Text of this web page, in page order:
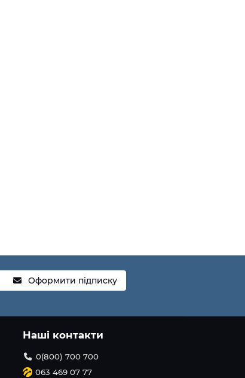
Оформити підписку
Наші контакти
0(800) 700 700
063 469 07 77